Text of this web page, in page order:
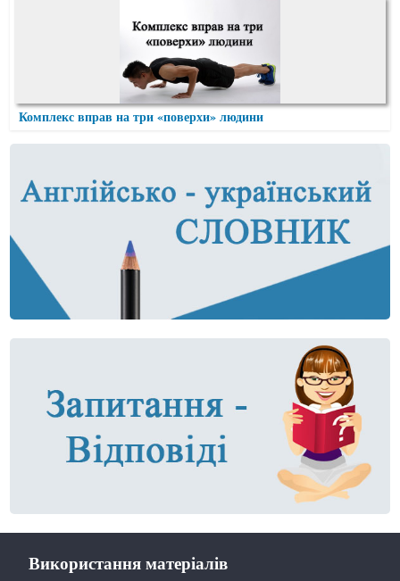
Комплекс вправ на три «поверхи» людини
Використання матеріалів